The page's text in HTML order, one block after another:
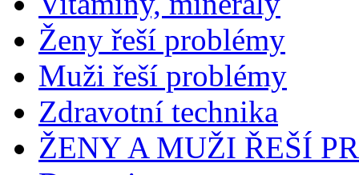
Ženy řeší problémy
Muži řeší problémy
Zdravotní technika
ŽENY A MUŽI ŘEŠÍ